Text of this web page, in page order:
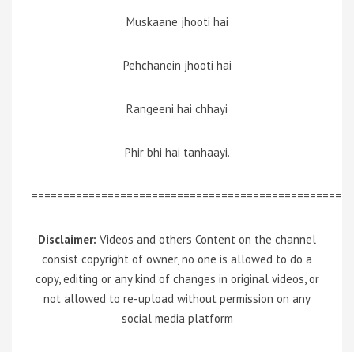
Muskaane jhooti hai
Pehchanein jhooti hai
Rangeeni hai chhayi
Phir bhi hai tanhaayi.
=================================================
Disclaimer: Videos and others Content on the channel
consist copyright of owner, no one is allowed to do a
copy, editing or any kind of changes in original videos, or
not allowed to re-upload without permission on any
social media platform